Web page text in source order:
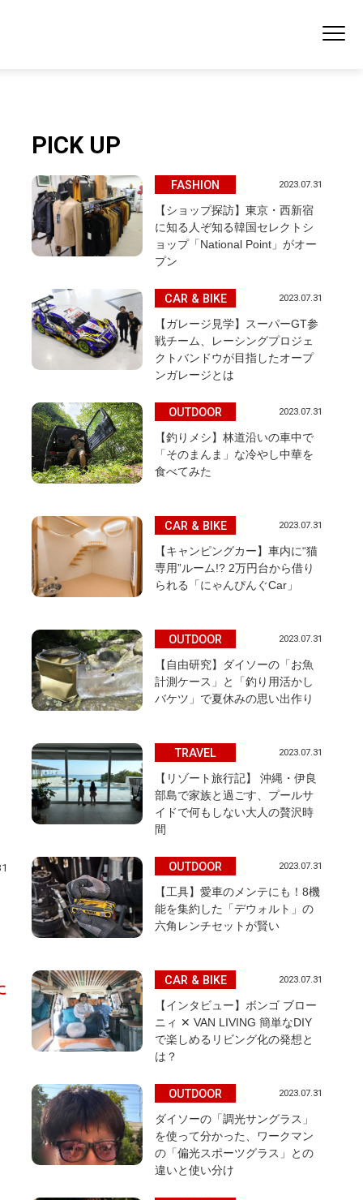
PICK UP
FASHION 2023.07.31
【ショップ探訪】東京・西新宿
に知る人ぞ知る韓国セレクトシ
ョップ「National Point」がオー
プン
CAR & BIKE 2023.07.31
【ガレージ見学】スーパーGT参
戦チーム、レーシングプロジェ
クトバンドウが目指したオープ
ンガレージとは
OUTDOOR 2023.07.31
【釣りメシ】林道沿いの車中で
「そのまんま」な冷やし中華を
食べてみた
CAR & BIKE 2023.07.31
【キャンピングカー】車内に“猫
専用”ルーム!? 2万円台から借り
られる「にゃんぴんぐCar」
OUTDOOR 2023.07.31
【自由研究】ダイソーの「お魚
計測ケース」と「釣り用活かし
バケツ」で夏休みの思い出作り
TRAVEL 2023.07.31
【リゾート旅行記】 沖縄・伊良
部島で家族と過ごす、プールサ
イドで何もしない大人の贅沢時
間
OUTDOOR 2023.07.31
【工具】愛車のメンテにも！8機
能を集約した「デウォルト」の
六角レンチセットが賢い
CAR & BIKE 2023.07.31
【インタビュー】ボンゴ ブロー
ニィ ✕ VAN LIVING 簡単なDIY
で楽しめるリビング化の発想と
は？
OUTDOOR 2023.07.31
ダイソーの「調光サングラス」
を使って分かった、ワークマン
の「偏光スポーツグラス」との
違いと使い分け